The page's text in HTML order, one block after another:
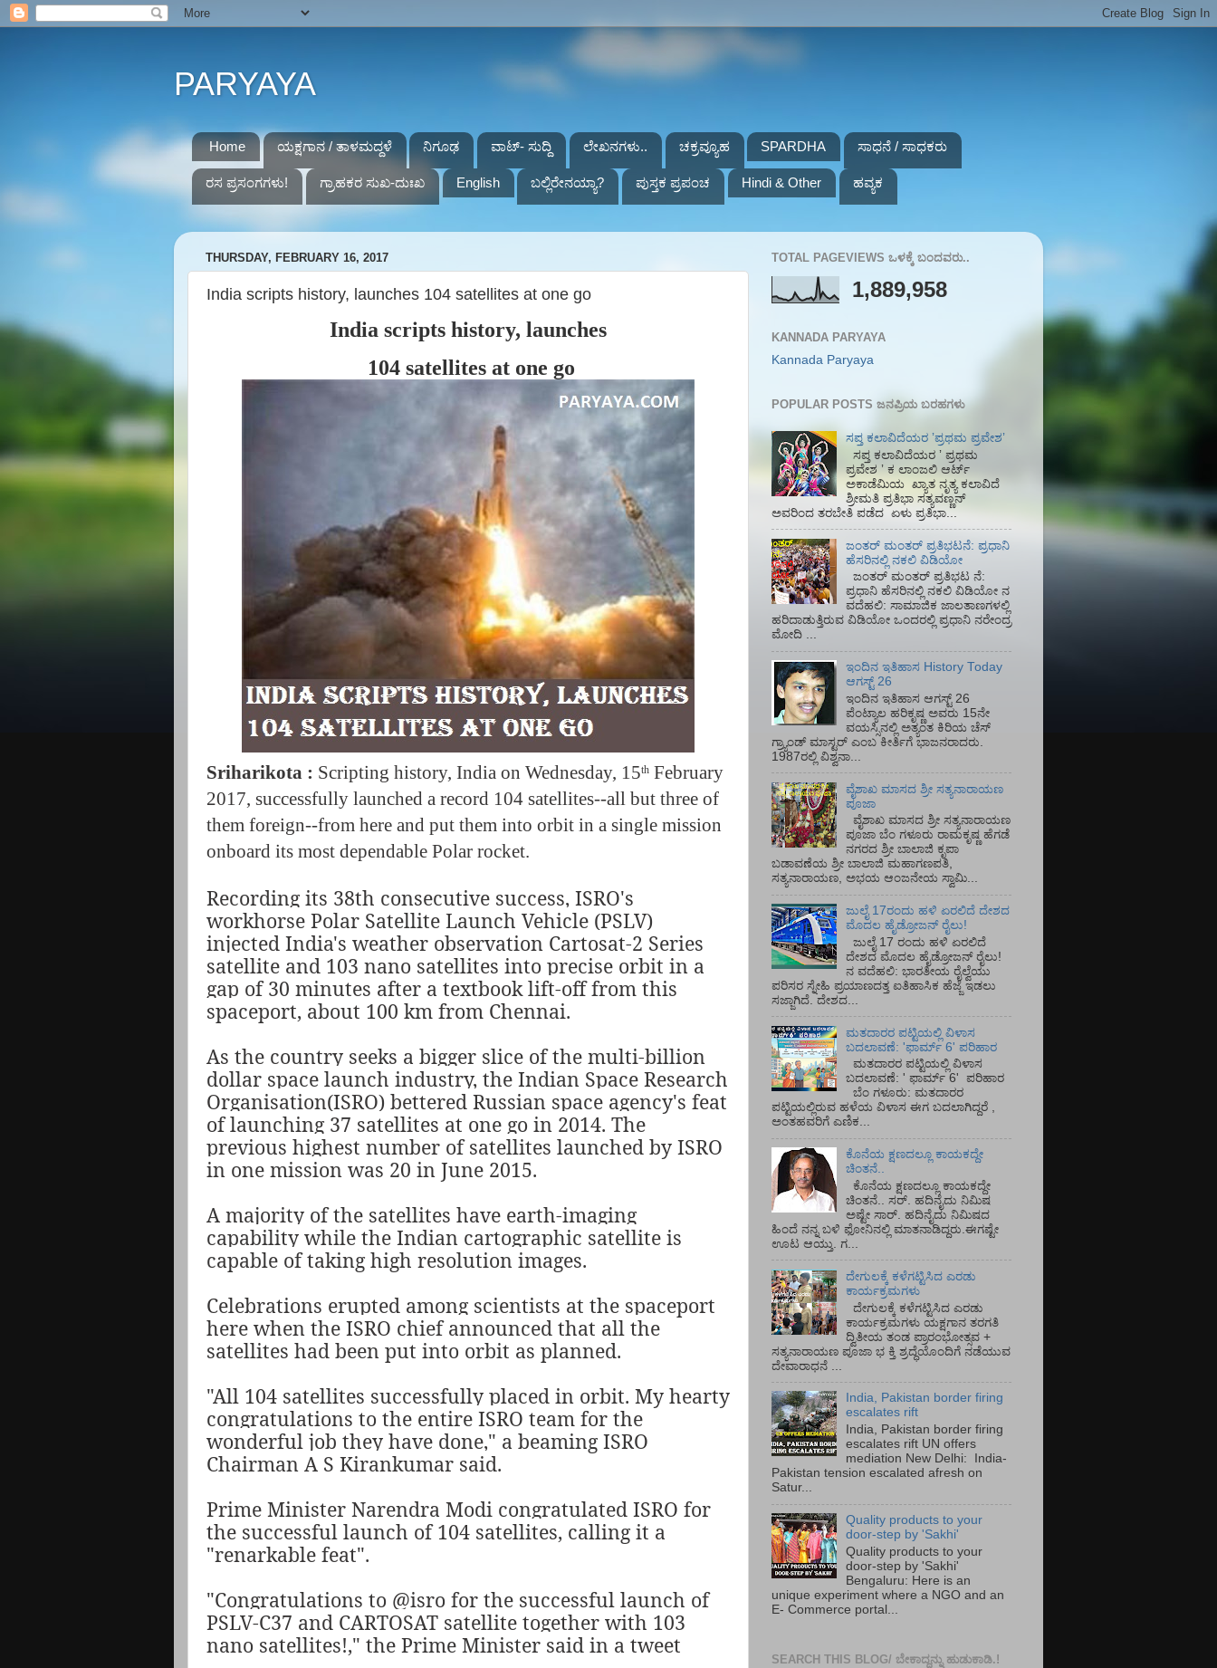
PARYAYA
Home ಯಕ್ಷಗಾನ / ತಾಳಮದ್ದಳೆ ನಿಗೂಢ ವಾಟ್- ಸುದ್ದಿ ಲೇಖನಗಳು.. ಚಕ್ರವ್ಯೂಹ SPARDHA ಸಾಧನೆ / ಸಾಧಕರು
ರಸ ಪ್ರಸಂಗಗಳು! ಗ್ರಾಹಕರ ಸುಖ-ದುಃಖ English ಬಲ್ಲಿರೇನಯ್ಯಾ? ಪುಸ್ತಕ ಪ್ರಪಂಚ Hindi & Other ಹವ್ಯಕ
THURSDAY, FEBRUARY 16, 2017
India scripts history, launches 104 satellites at one go
India scripts history, launches
104 satellites at one go
Sriharikota : Scripting history, India on Wednesday, 15th February
2017, successfully launched a record 104 satellites--all but three of
them foreign--from here and put them into orbit in a single mission
onboard its most dependable Polar rocket.
Recording its 38th consecutive success, ISRO's
workhorse Polar Satellite Launch Vehicle (PSLV)
injected India's weather observation Cartosat-2 Series
satellite and 103 nano satellites into precise orbit in a
gap of 30 minutes after a textbook lift-off from this
spaceport, about 100 km from Chennai.
As the country seeks a bigger slice of the multi-billion
dollar space launch industry, the Indian Space Research
Organisation(ISRO) bettered Russian space agency's feat
of launching 37 satellites at one go in 2014. The
previous highest number of satellites launched by ISRO
in one mission was 20 in June 2015.
A majority of the satellites have earth-imaging
capability while the Indian cartographic satellite is
capable of taking high resolution images.
Celebrations erupted among scientists at the spaceport
here when the ISRO chief announced that all the
satellites had been put into orbit as planned.
"All 104 satellites successfully placed in orbit. My hearty
congratulations to the entire ISRO team for the
wonderful job they have done," a beaming ISRO
Chairman A S Kirankumar said.
Prime Minister Narendra Modi congratulated ISRO for
the successful launch of 104 satellites, calling it a
"renarkable feat".
"Congratulations to @isro for the successful launch of
PSLV-C37 and CARTOSAT satellite together with 103
nano satellites!," the Prime Minister said in a tweet
TOTAL PAGEVIEWS ಒಳಕ್ಕೆ ಬಂದವರು..
1,889,958
KANNADA PARYAYA
Kannada Paryaya
POPULAR POSTS ಜನಪ್ರಿಯ ಬರಹಗಳು
ಸಪ್ತ ಕಲಾವಿದೆಯರ ʼಪ್ರಥಮ ಪ್ರವೇಶʼ
ಸಪ್ತ ಕಲಾವಿದೆಯರ ʼ ಪ್ರಥಮ
ಪ್ರವೇಶ ʼ ಕ ಲಾಂಜಲಿ ಆರ್ಟ್
ಅಕಾಡೆಮಿಯ‌ ಖ್ಯಾತ ನೃತ್ಯ ಕಲಾವಿದೆ
ಶ್ರೀಮತಿ ಪ್ರತಿಭಾ ಸತ್ಯವಣ್ಣನ್
ಅವರಿಂದ ತರಬೇತಿ ಪಡೆದ ಏಳು ಪ್ರತಿಭಾ...
ಜಂತರ್ ಮಂತರ್ ಪ್ರತಿಭಟನೆ: ಪ್ರಧಾನಿ
ಹೆಸರಿನಲ್ಲಿ ನಕಲಿ ವಿಡಿಯೋ
ಜಂತರ್ ಮಂತರ್ ಪ್ರತಿಭಟ ನೆ:
ಪ್ರಧಾನಿ ಹೆಸರಿನಲ್ಲಿ ನಕಲಿ ವಿಡಿಯೋ ನ
ವದೆಹಲಿ: ಸಾಮಾಜಿಕ ಜಾಲತಾಣಗಳಲ್ಲಿ
ಹರಿದಾಡುತ್ತಿರುವ ವಿಡಿಯೋ ಒಂದರಲ್ಲಿ ಪ್ರಧಾನಿ ನರೇಂದ್ರ
ಮೋದಿ ...
ಇಂದಿನ ಇತಿಹಾಸ History Today
ಆಗಸ್ಟ್ 26
ಇಂದಿನ ಇತಿಹಾಸ ಆಗಸ್ಟ್ 26
ಪೆಂಟ್ಯಾಲ ಹರಿಕೃಷ್ಣ ಅವರು 15ನೇ
ವಯಸ್ಸಿನಲ್ಲಿ ಅತ್ಯಂತ ಕಿರಿಯ ಚೆಸ್
ಗ್ರ್ಯಾಂಡ್ ಮಾಸ್ಟರ್ ಎಂಬ ಕೀರ್ತಿಗೆ ಭಾಜನರಾದರು.
1987ರಲ್ಲಿ ವಿಶ್ವನಾ...
ವೈಶಾಖ ಮಾಸದ ಶ್ರೀ ಸತ್ಯನಾರಾಯಣ
ಪೂಜಾ
ವೈಶಾಖ ಮಾಸದ ಶ್ರೀ ಸತ್ಯನಾರಾಯಣ
ಪೂಜಾ ಬೆಂ ಗಳೂರು ರಾಮಕೃಷ್ಣ ಹೆಗಡೆ
ನಗರದ ಶ್ರೀ ಬಾಲಾಜಿ ಕೃಪಾ
ಬಡಾವಣೆಯ ಶ್ರೀ ಬಾಲಾಜಿ ಮಹಾಗಣಪತಿ,
ಸತ್ಯನಾರಾಯಣ, ಅಭಯ ಆಂಜನೇಯ ಸ್ವಾಮಿ...
ಜುಲೈ 17ರಂದು ಹಳಿ ಏರಲಿದೆ ದೇಶದ
ಮೊದಲ ಹೈಡ್ರೋಜನ್ ರೈಲು!
ಜುಲೈ 17 ರಂದು ಹಳಿ ಏರಲಿದೆ
ದೇಶದ ಮೊದಲ ಹೈಡ್ರೋಜನ್ ರೈಲು!
ನ ವದೆಹಲಿ: ಭಾರತೀಯ ರೈಲ್ವೆಯು
ಪರಿಸರ ಸ್ನೇಹಿ ಪ್ರಯಾಣದತ್ತ ಐತಿಹಾಸಿಕ ಹೆಜ್ಜೆ ಇಡಲು
ಸಜ್ಜಾಗಿದೆ. ದೇಶದ...
ಮತದಾರರ ಪಟ್ಟಿಯಲ್ಲಿ ವಿಳಾಸ
ಬದಲಾವಣೆ: 'ಫಾರ್ಮ್ 6' ಪರಿಹಾರ
ಮತದಾರರ ಪಟ್ಟಿಯಲ್ಲಿ ವಿಳಾಸ
ಬದಲಾವಣೆ: ' ಫಾರ್ಮ್ 6' ಪರಿಹಾರ
ಬೆಂ ಗಳೂರು: ಮತದಾರರ
ಪಟ್ಟಿಯಲ್ಲಿರುವ ಹಳೆಯ ವಿಳಾಸ ಈಗ ಬದಲಾಗಿದ್ದರೆ ,
ಅಂತಹವರಿಗೆ ಎಣಿಕ...
ಕೊನೆಯ ಕ್ಷಣದಲ್ಲೂ ಕಾಯಕದ್ದೇ
ಚಿಂತನೆ..
ಕೊನೆಯ ಕ್ಷಣದಲ್ಲೂ ಕಾಯಕದ್ದೇ
ಚಿಂತನೆ.. ಸರ್.‌ ಹದಿನೈದು ನಿಮಿಷ
ಅಷ್ಟೇ ಸಾರ್.‌ ಹದಿನೈದು ನಿಮಿಷದ
ಹಿಂದೆ ನನ್ನ ಬಳಿ ಫೋನಿನಲ್ಲಿ ಮಾತನಾಡಿದ್ದರು.ಈಗಷ್ಟೇ
ಊಟ ಆಯ್ತು. ಗ...
ದೇಗುಲಕ್ಕೆ ಕಳೆಗಟ್ಟಿಸಿದ ಎರಡು
ಕಾರ್ಯಕ್ರಮಗಳು
ದೇಗುಲಕ್ಕೆ ಕಳೆಗಟ್ಟಿಸಿದ ಎರಡು
ಕಾರ್ಯಕ್ರಮಗಳು ಯಕ್ಷಗಾನ ತರಗತಿ
ದ್ವಿತೀಯ ತಂಡ ಪ್ರಾರಂಭೋತ್ಸವ +
ಸತ್ಯನಾರಾಯಣ ಪೂಜಾ ಭ ಕ್ತಿ ಶ್ರದ್ಧೆಯೊಂದಿಗೆ ನಡೆಯುವ
ದೇವಾರಾಧನೆ ...
India, Pakistan border firing
escalates rift
India, Pakistan border firing
escalates rift UN offers
mediation New Delhi: India-
Pakistan tension escalated afresh on
Satur...
Quality products to your
door-step by 'Sakhi'
Quality products to your
door-step by 'Sakhi'
Bengaluru: Here is an
unique experiment where a NGO and an
E- Commerce portal...
SEARCH THIS BLOG/ ಬೇಕಾದ್ದನ್ನು ಹುಡುಕಾಡಿ.!